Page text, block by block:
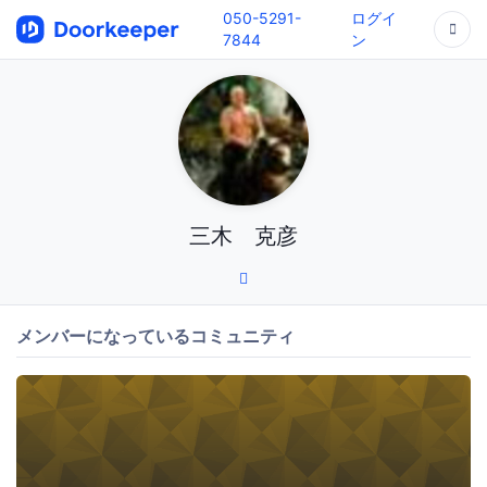
050-5291-
7844
ログイ
ン
三木 克彦
メンバーになっているコミュニティ